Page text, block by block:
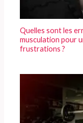
Quelles sont les
musculation pour
frustrations ?